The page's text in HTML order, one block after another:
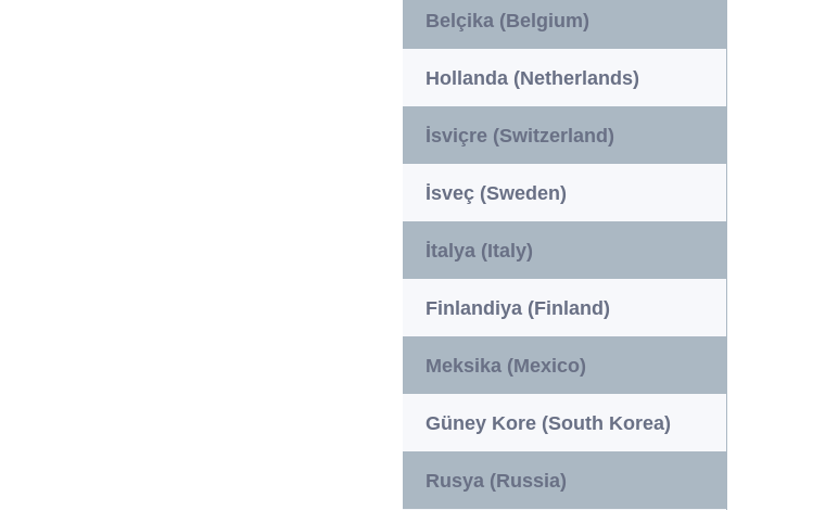
Belçika (Belgium)
Hollanda (Netherlands)
İsviçre (Switzerland)
İsveç (Sweden)
İtalya (Italy)
Finlandiya (Finland)
Meksika (Mexico)
Güney Kore (South Korea)
Rusya (Russia)